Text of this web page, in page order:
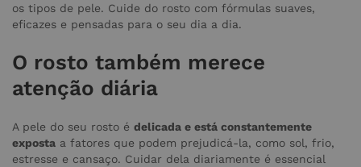
os tipos de pele. Cuide do rosto com fórmulas suaves,
eficazes e pensadas para o seu dia a dia.
O rosto também merece
atenção diária
A pele do seu rosto é delicada e está constantemente
exposta a fatores que podem prejudicá-la, como sol, frio,
estresse e cansaço. Cuidar dela diariamente é essencial